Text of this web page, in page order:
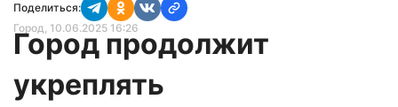
Поделиться:
Город, 10.06.2025 16:26
Город продолжит
укреплять